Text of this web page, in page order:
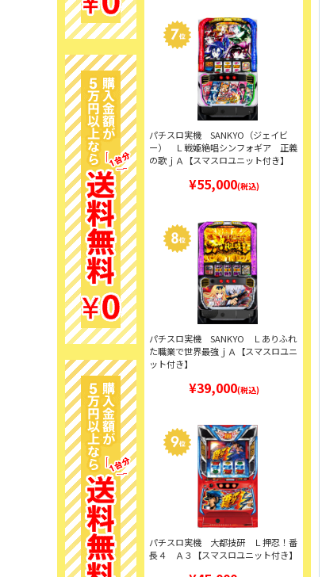
パチスロ実機 SANKYO（ジェイビ
ー） Ｌ戦姫絶唱シンフォギア 正義
の歌ｊＡ【スマスロユニット付き】
¥55,000(税込)
パチスロ実機 SANKYO Ｌありふれ
た職業で世界最強ｊＡ【スマスロユニ
ット付き】
¥39,000(税込)
パチスロ実機 大都技研 Ｌ押忍！番
長４ Ａ３【スマスロユニット付き】